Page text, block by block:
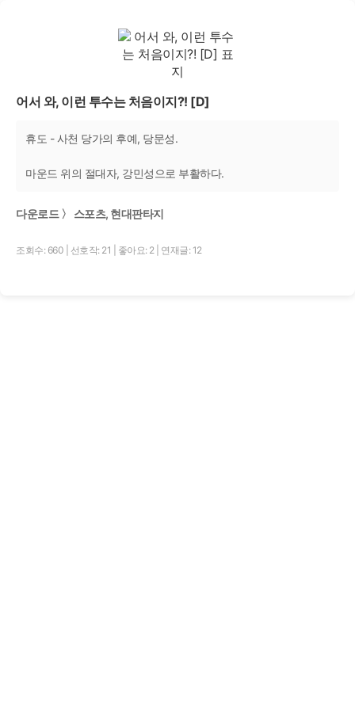
어서 와, 이런 투수는 처음이지?! [D]
휴도 - 사천 당가의 후예, 당문성.
마운드 위의 절대자, 강민성으로 부활하다.
다운로드 〉 스포츠, 현대판타지
조회수: 660 선호작: 21 좋아요: 2 연재글: 12